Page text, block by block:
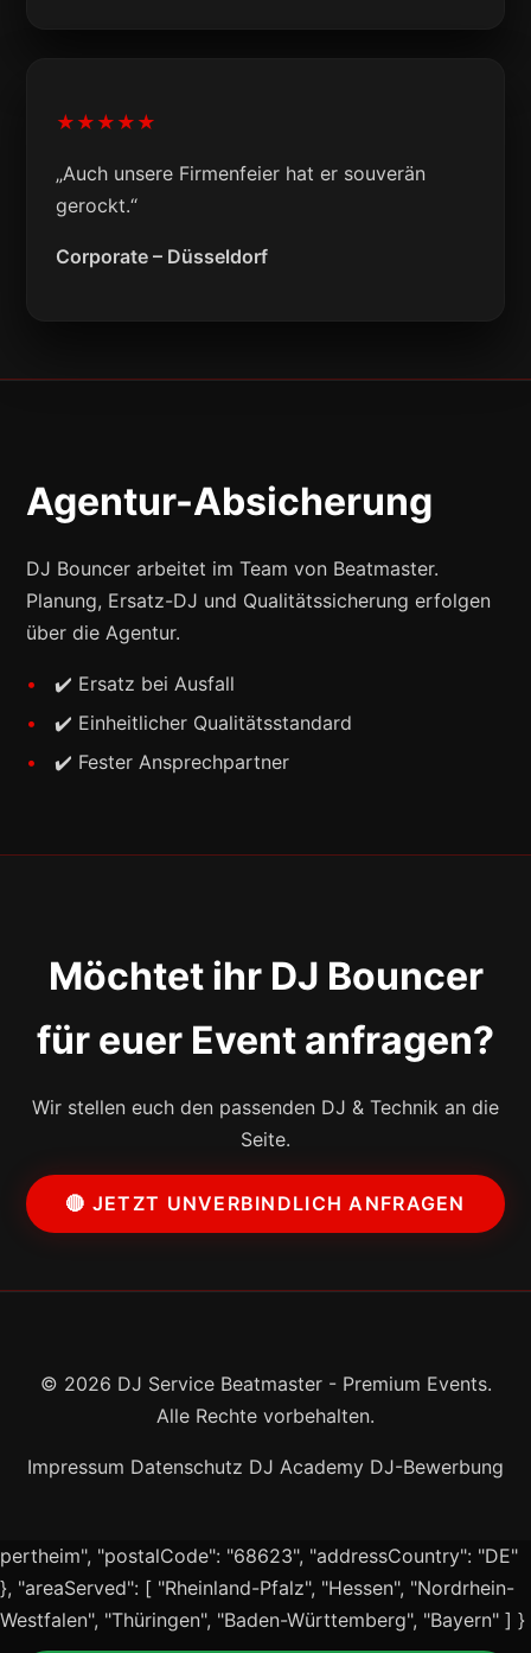
★★★★★
„Auch unsere Firmenfeier hat er souverän
gerockt.“
Corporate – Düsseldorf
Agentur-Absicherung
DJ Bouncer arbeitet im Team von Beatmaster.
Planung, Ersatz-DJ und Qualitätssicherung erfolgen
über die Agentur.
✔️ Ersatz bei Ausfall
✔️ Einheitlicher Qualitätsstandard
✔️ Fester Ansprechpartner
Möchtet ihr DJ Bouncer
für euer Event anfragen?
Wir stellen euch den passenden DJ & Technik an die
Seite.
🔴 JETZT UNVERBINDLICH ANFRAGEN
© 2026 DJ Service Beatmaster - Premium Events.
Alle Rechte vorbehalten.
Impressum Datenschutz DJ Academy DJ-Bewerbung
pertheim", "postalCode": "68623", "addressCountry": "DE"
}, "areaServed": [ "Rheinland-Pfalz", "Hessen", "Nordrhein-
Westfalen", "Thüringen", "Baden-Württemberg", "Bayern" ] }